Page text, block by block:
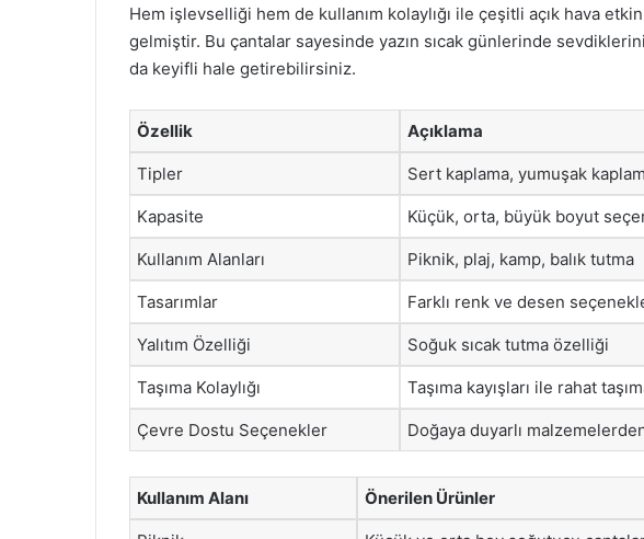
Hem işlevselliği hem de kullanım kolaylığı ile çeşitli açık hava
gelmiştir. Bu çantalar sayesinde yazın sıcak günlerinde
da keyifli hale getirebilirsiniz.
Özellik Açıklama
Tipler Sert kaplama, yumuşak
Kapasite Küçük, orta, büyük boyut
Kullanım Alanları Piknik, plaj, kamp, balık tutma
Tasarımlar Farklı renk ve desen
Yalıtım Özelliği Soğuk sıcak tutma özelliği
Taşıma Kolaylığı Taşıma kayışları ile rahat
Çevre Dostu Seçenekler Doğaya duyarlı
Kullanım Alanı Önerilen Ürünler